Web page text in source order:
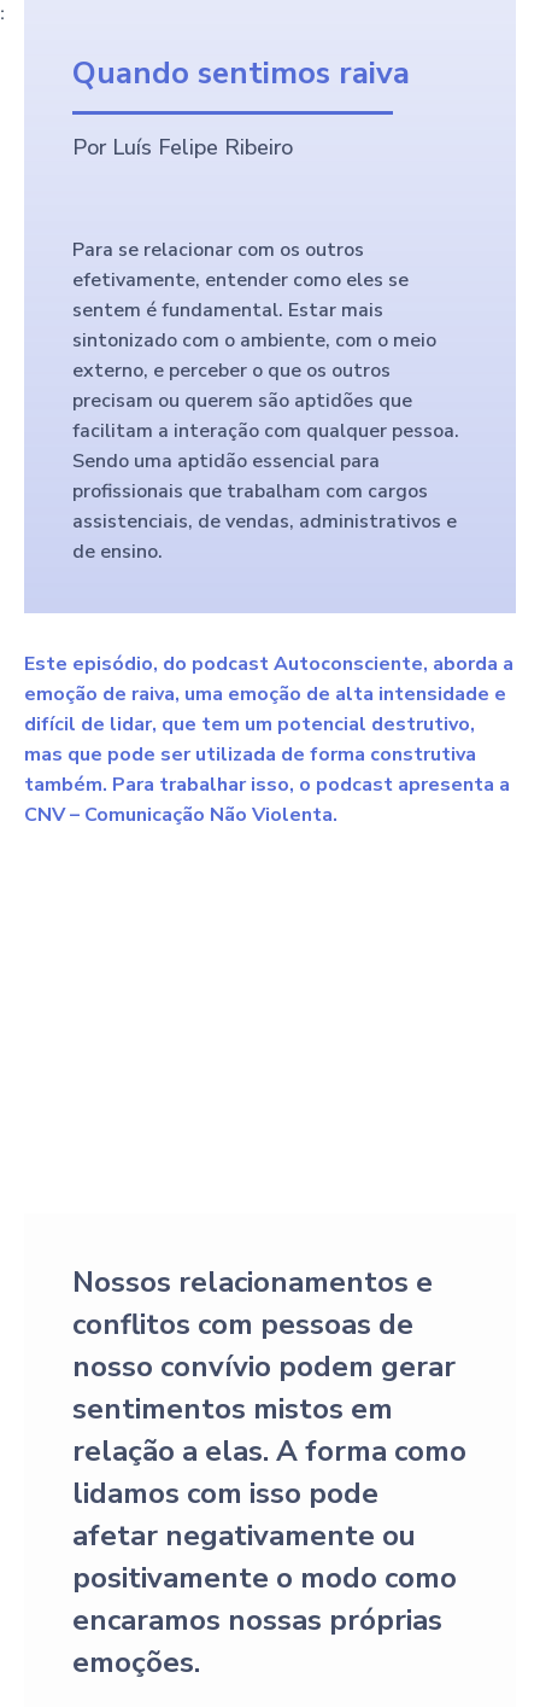
:
Quando sentimos raiva
Por Luís Felipe Ribeiro
Para se relacionar com os outros
efetivamente, entender como eles se
sentem é fundamental. Estar mais
sintonizado com o ambiente, com o meio
externo, e perceber o que os outros
precisam ou querem são aptidões que
facilitam a interação com qualquer pessoa.
Sendo uma aptidão essencial para
profissionais que trabalham com cargos
assistenciais, de vendas, administrativos e
de ensino.
Este episódio, do podcast Autoconsciente, aborda a
emoção de raiva, uma emoção de alta intensidade e
difícil de lidar, que tem um potencial destrutivo,
mas que pode ser utilizada de forma construtiva
também. Para trabalhar isso, o podcast apresenta a
CNV – Comunicação Não Violenta.
Nossos relacionamentos e
conflitos com pessoas de
nosso convívio podem gerar
sentimentos mistos em
relação a elas. A forma como
lidamos com isso pode
afetar negativamente ou
positivamente o modo como
encaramos nossas próprias
emoções.